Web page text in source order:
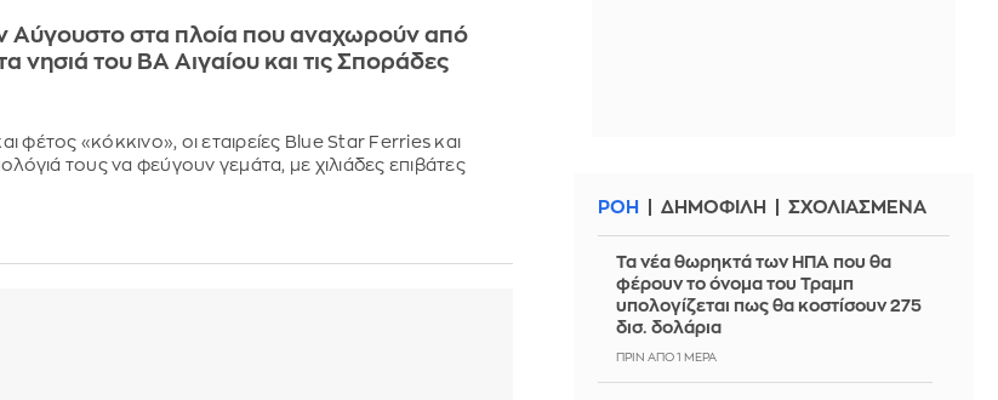
Αύγουστο στα πλοία που αναχωρούν από
νησιά του ΒΑ Αιγαίου και τις Σποράδες
φέτος «κόκκινο», οι εταιρείες Blue Star Ferries και
τους να φεύγουν γεμάτα, με χιλιάδες επιβάτες
ΡΟΗ ΔΗΜΟΦΙΛΗ ΣΧΟΛΙΑΣΜΕΝΑ
Τα νέα θωρηκτά των ΗΠΑ που θα
φέρουν το όνομα του Τραμπ
υπολογίζεται πως θα κοστίσουν 275
δισ. δολάρια
ΠΡΙΝ ΑΠΌ 1 ΜΈΡΑ